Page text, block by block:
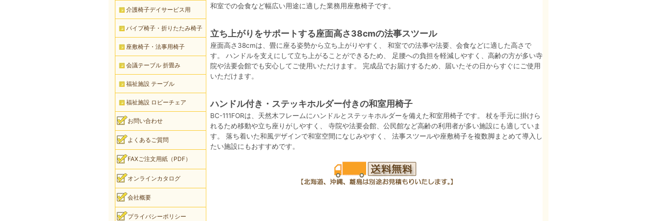
和室での会食など幅広い用途に適した業務用座敷椅子です。
立ち上がりをサポートする座面高さ38cmの法事スツール
座面高さ38cmは、畳に座る姿勢から立ち上がりやすく、 和室での法事や法要、会食などに適した高さで
す。 ハンドルを支えにして立ち上がることができるため、 足腰への負担を軽減しやすく、高齢の方が多い寺
院や法要会館でも安心してご使用いただけます。 完成品でお届けするため、届いたその日からすぐにご使用
いただけます。
ハンドル付き・ステッキホルダー付きの和室用椅子
BC-111FORは、天然木フレームにハンドルとステッキホルダーを備えた和室用椅子です。 杖を手元に掛けら
れるため移動や立ち座りがしやすく、 寺院や法要会館、公民館など高齢の利用者が多い施設にも適していま
す。 落ち着いた和風デザインで和室空間になじみやすく、 法事スツールや座敷椅子を複数脚まとめて導入し
たい施設にもおすすめです。
介護椅子デイサービス用
パイプ椅子・折りたたみ椅子
座敷椅子・法事用椅子
会議テーブル 折畳み
福祉施設 テーブル
福祉施設 ロビーチェア
お問い合わせ
よくあるご質問
FAXご注文用紙（PDF）
オンラインカタログ
会社概要
プライバシーポリシー